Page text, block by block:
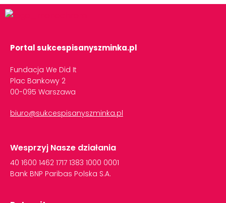
Portal sukcespisanyszminka.pl
Fundacja We Did It
Plac Bankowy 2
00-095 Warszawa
biuro@sukcespisanyszminka.pl
Wesprzyj Nasze działania
40 1600 1462 1717 1383 1000 0001
Bank BNP Paribas Polska S.A.